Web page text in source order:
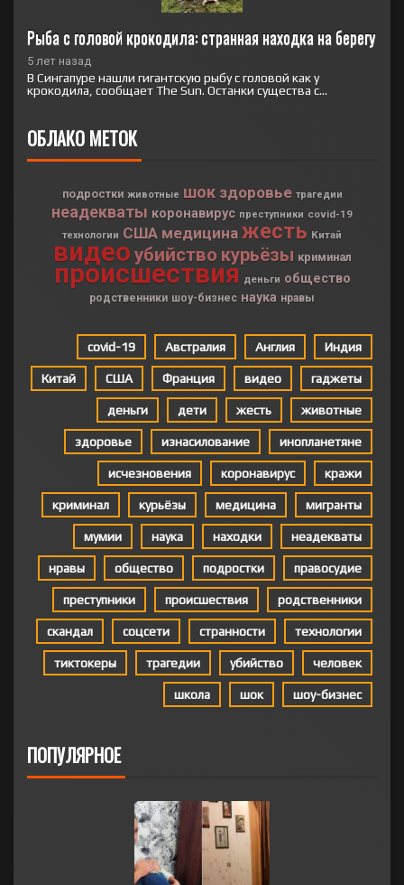
Рыба с головой крокодила: странная находка на берегу
5 лет назад
В Сингапуре нашли гигантскую рыбу с головой как у
крокодила, сообщает The Sun. Останки существа с...
ОБЛАКО МЕТОК
подростки животные шок здоровье трагедии
неадекваты коронавирус преступники covid-19
технологии США медицина жесть Китай
видео убийство курьёзы криминал
происшествия деньги общество
родственники шоу-бизнес наука нравы
covid-19 Австралия Англия Индия
Китай США Франция видео гаджеты
деньги дети жесть животные
здоровье изнасилование инопланетяне
исчезновения коронавирус кражи
криминал курьёзы медицина мигранты
мумии наука находки неадекваты
нравы общество подростки правосудие
преступники происшествия родственники
скандал соцсети странности технологии
тиктокеры трагедии убийство человек
школа шок шоу-бизнес
ПОПУЛЯРНОЕ